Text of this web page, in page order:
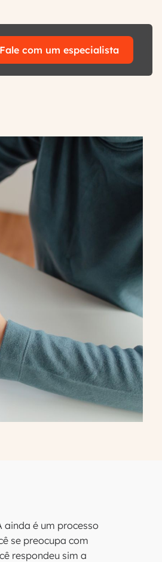
Fale com um especialista
ainda é um processo
se preocupa com
respondeu sim a